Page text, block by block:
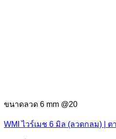
ขนาดลวด 6 mm @20
WMI ไวร์เมช 6 มิล (ลวดกลม) | ต